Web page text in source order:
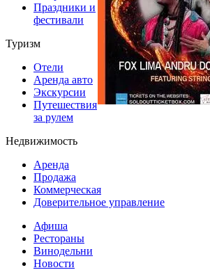
Праздники и
фестивали
Туризм
Отели
Аренда авто
Экскурсии
Путешествия
за рулем
Недвижимость
Аренда
Продажа
Коммерческая
Доверительное управление
Афиша
Рестораны
Винодельни
Новости